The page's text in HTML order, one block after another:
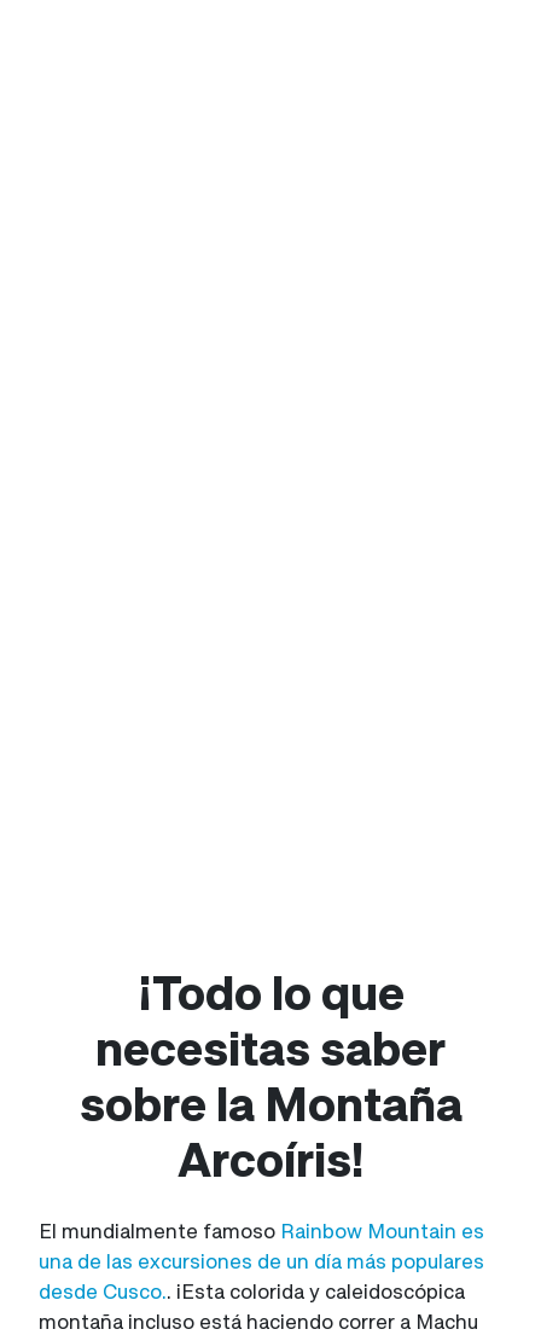
¡Todo lo que
necesitas saber
sobre la Montaña
Arcoíris!
El mundialmente famoso Rainbow Mountain es
una de las excursiones de un día más populares
desde Cusco.. ¡Esta colorida y caleidoscópica
montaña incluso está haciendo correr a Machu